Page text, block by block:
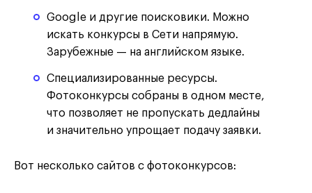
Google и другие поисковики. Можно
искать конкурсы в Сети напрямую.
Зарубежные — на английском языке.
Специализированные ресурсы.
Фотоконкурсы собраны в одном месте,
что позволяет не пропускать дедлайны
и значительно упрощает подачу заявки.
Вот несколько сайтов с фотоконкурсов: